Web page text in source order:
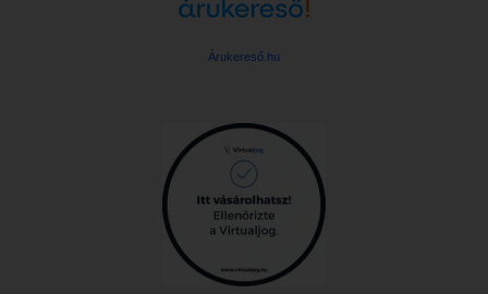
Árukereső.hu